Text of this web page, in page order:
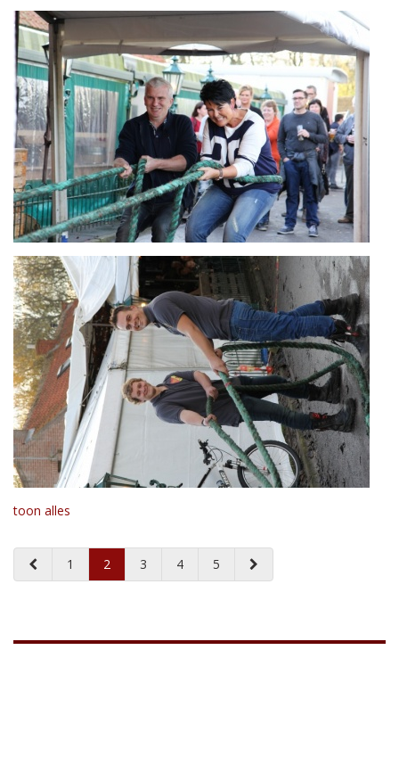
toon alles
1 2 3 4 5